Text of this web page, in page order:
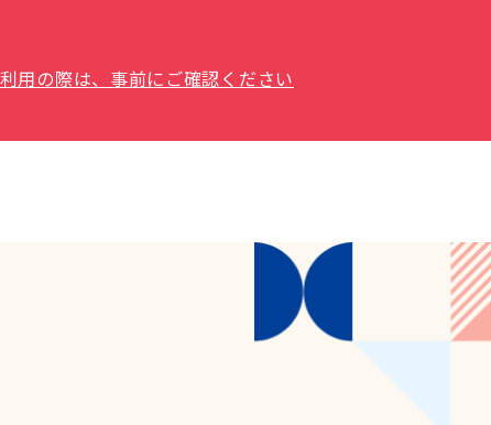
用の際は、事前にご確認ください